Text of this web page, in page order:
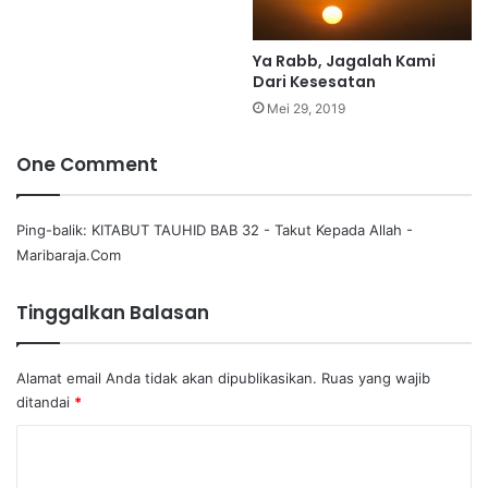
Ya Rabb, Jagalah Kami
Dari Kesesatan
Mei 29, 2019
One Comment
Ping-balik: KITABUT TAUHID BAB 32 - Takut Kepada Allah -
Maribaraja.Com
Tinggalkan Balasan
Alamat email Anda tidak akan dipublikasikan. Ruas yang wajib
ditandai *